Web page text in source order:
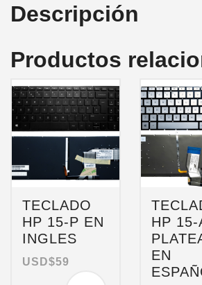
Descripción
Productos
TECLADO
HP 15-P EN
INGLES
USD$59
HP 15-
EN